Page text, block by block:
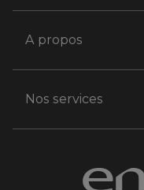
A propos
Nos services